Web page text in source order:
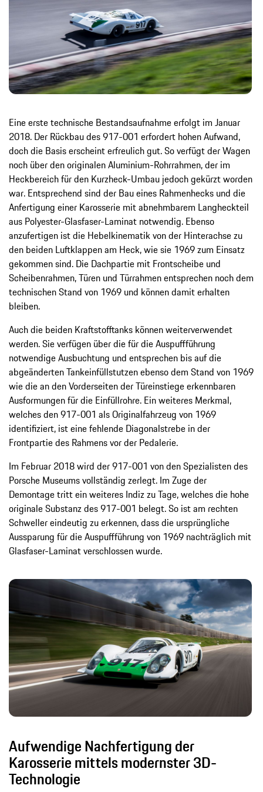
Eine erste technische Bestandsaufnahme erfolgt im Januar
2018. Der Rückbau des 917-001 erfordert hohen Aufwand,
doch die Basis erscheint erfreulich gut. So verfügt der Wagen
noch über den originalen Aluminium-Rohrrahmen, der im
Heckbereich für den Kurzheck-Umbau jedoch gekürzt worden
war. Entsprechend sind der Bau eines Rahmenhecks und die
Anfertigung einer Karosserie mit abnehmbarem Langheckteil
aus Polyester-Glasfaser-Laminat notwendig. Ebenso
anzufertigen ist die Hebelkinematik von der Hinterachse zu
den beiden Luftklappen am Heck, wie sie 1969 zum Einsatz
gekommen sind. Die Dachpartie mit Frontscheibe und
Scheibenrahmen, Türen und Türrahmen entsprechen noch dem
technischen Stand von 1969 und können damit erhalten
bleiben.
Auch die beiden Kraftstofftanks können weiterverwendet
werden. Sie verfügen über die für die Auspuffführung
notwendige Ausbuchtung und entsprechen bis auf die
abgeänderten Tankeinfüllstutzen ebenso dem Stand von 1969
wie die an den Vorderseiten der Türeinstiege erkennbaren
Ausformungen für die Einfüllrohre. Ein weiteres Merkmal,
welches den 917-001 als Originalfahrzeug von 1969
identifiziert, ist eine fehlende Diagonalstrebe in der
Frontpartie des Rahmens vor der Pedalerie.
Im Februar 2018 wird der 917-001 von den Spezialisten des
Porsche Museums vollständig zerlegt. Im Zuge der
Demontage tritt ein weiteres Indiz zu Tage, welches die hohe
originale Substanz des 917-001 belegt. So ist am rechten
Schweller eindeutig zu erkennen, dass die ursprüngliche
Aussparung für die Auspuffführung von 1969 nachträglich mit
Glasfaser-Laminat verschlossen wurde.
Aufwendige Nachfertigung der
Karosserie mittels modernster 3D-
Technologie